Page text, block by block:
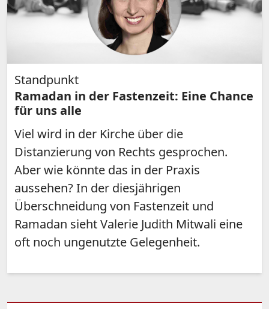
Standpunkt
Ramadan in der Fastenzeit: Eine Chance
für uns alle
Viel wird in der Kirche über die
Distanzierung von Rechts gesprochen.
Aber wie könnte das in der Praxis
aussehen? In der diesjährigen
Überschneidung von Fastenzeit und
Ramadan sieht Valerie Judith Mitwali eine
oft noch ungenutzte Gelegenheit.